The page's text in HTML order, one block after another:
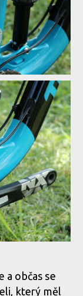
a občas se
který měl